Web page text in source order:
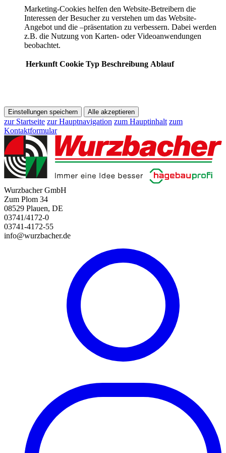
Marketing-Cookies helfen den Website-Betreibern die
Interessen der Besucher zu verstehen um das Website-
Angebot und die –präsentation zu verbessern. Dabei werden
z.B. die Nutzung von Karten- oder Videoanwendungen
beobachtet.
Herkunft Cookie Typ Beschreibung Ablauf
Einstellungen speichern Alle akzeptieren
zur Startseite zur Hauptnavigation zum Hauptinhalt zum
Kontaktformular
Wurzbacher GmbH
Zum Plom 34
08529 Plauen, DE
03741/4172-0
03741-4172-55
info@wurzbacher.de